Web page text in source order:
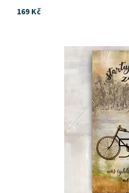
169 Kč
Skladem